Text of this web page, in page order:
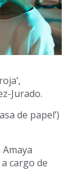
Jurado.
de papel’)
cargo de